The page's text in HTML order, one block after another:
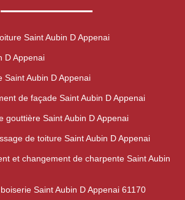
Saint Aubin D Appenai
D Appenai
Saint Aubin D Appenai
de façade Saint Aubin D Appenai
gouttière Saint Aubin D Appenai
de toiture Saint Aubin D Appenai
et changement de charpente Saint Aubin
Saint Aubin D Appenai 61170